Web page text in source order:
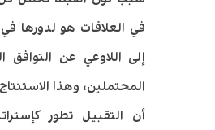
في العلاقات هو لدورها
إلى اللاوعي عن التوافق
المحتملين، وهذا
أن التقبيل تطور